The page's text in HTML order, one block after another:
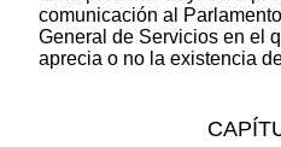
comunicación al
General de Servicios en el
aprecia o no la existencia